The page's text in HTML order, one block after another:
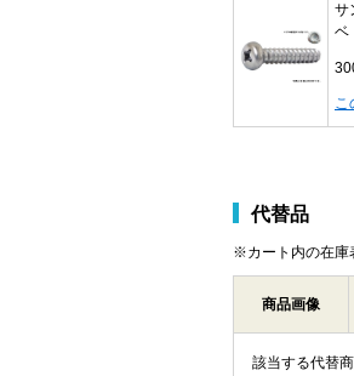
サ
ベ
こ
代替品
※カート内の在庫
商品画像
該当する代替